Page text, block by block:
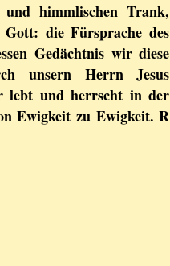
himmlischen Trank,
die Fürsprache des
Gedächtnis wir diese
unsern Herrn Jesus
lebt und herrscht in der
Ewigkeit zu Ewigkeit. R